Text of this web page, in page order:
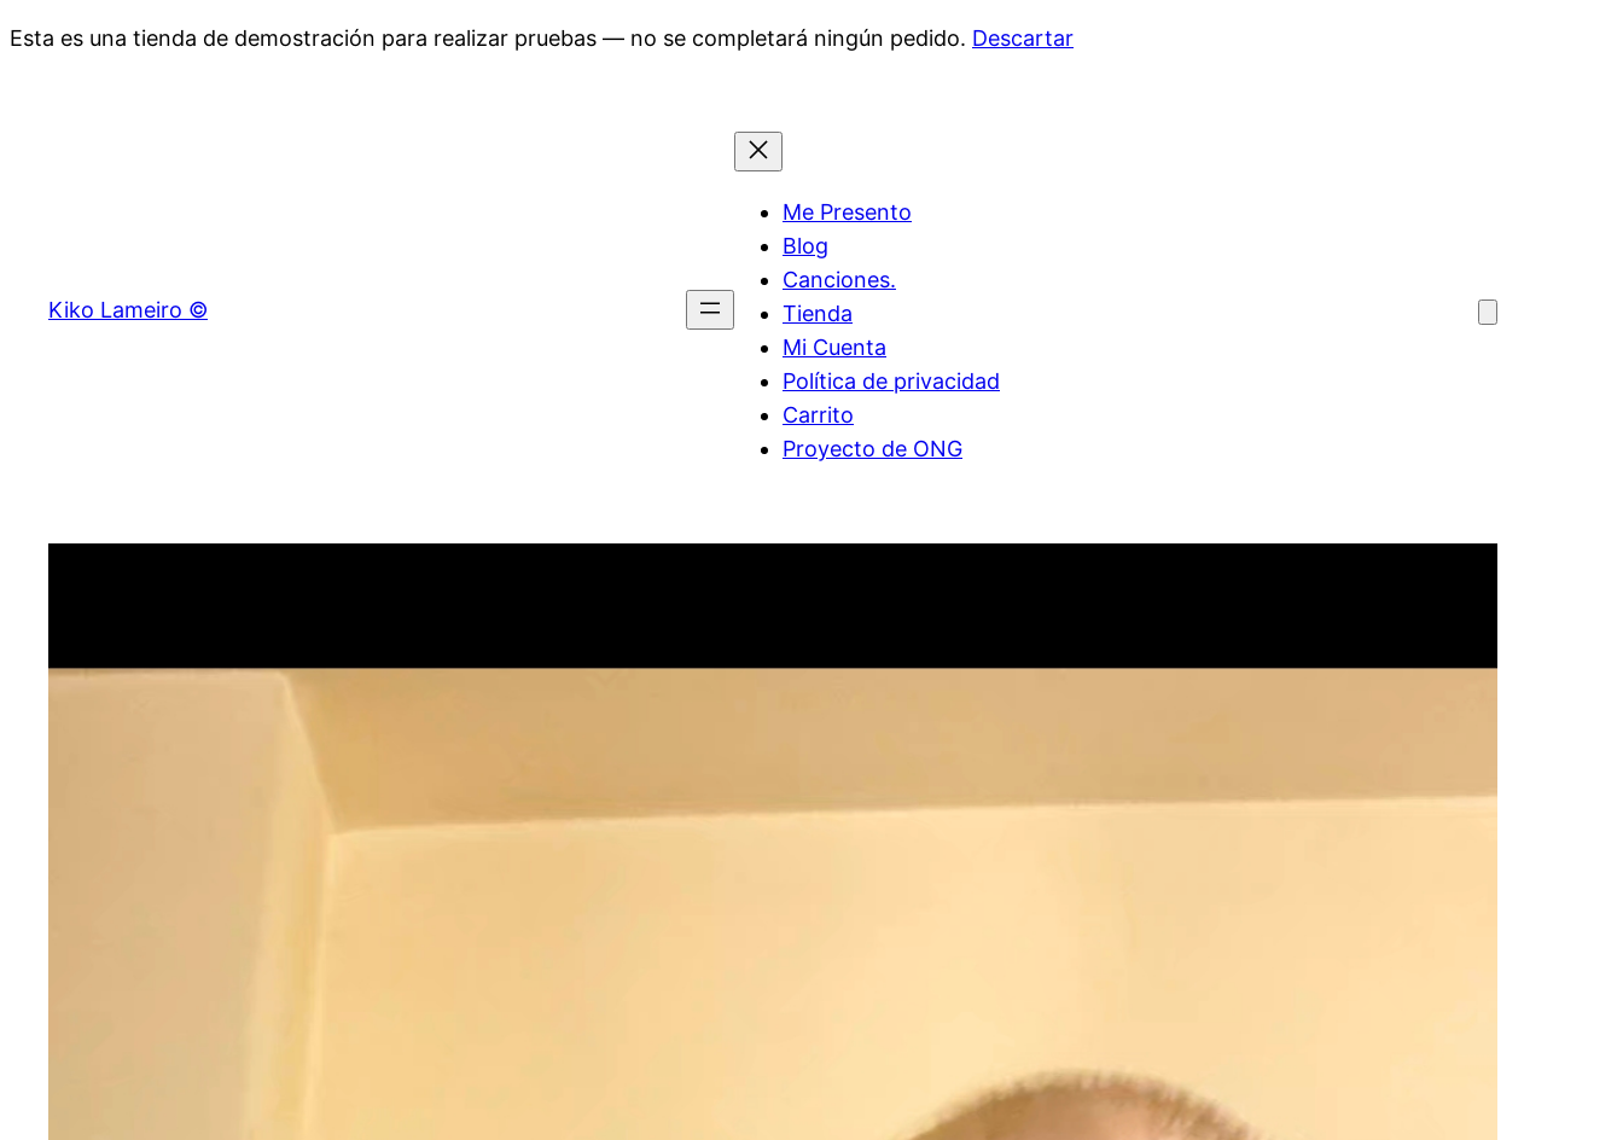
Esta es una tienda de demostración para realizar pruebas — no se completará ningún pedido. Descartar
Kiko Lameiro ©
Me Presento
Blog
Canciones.
Tienda
Mi Cuenta
Política de privacidad
Carrito
Proyecto de ONG